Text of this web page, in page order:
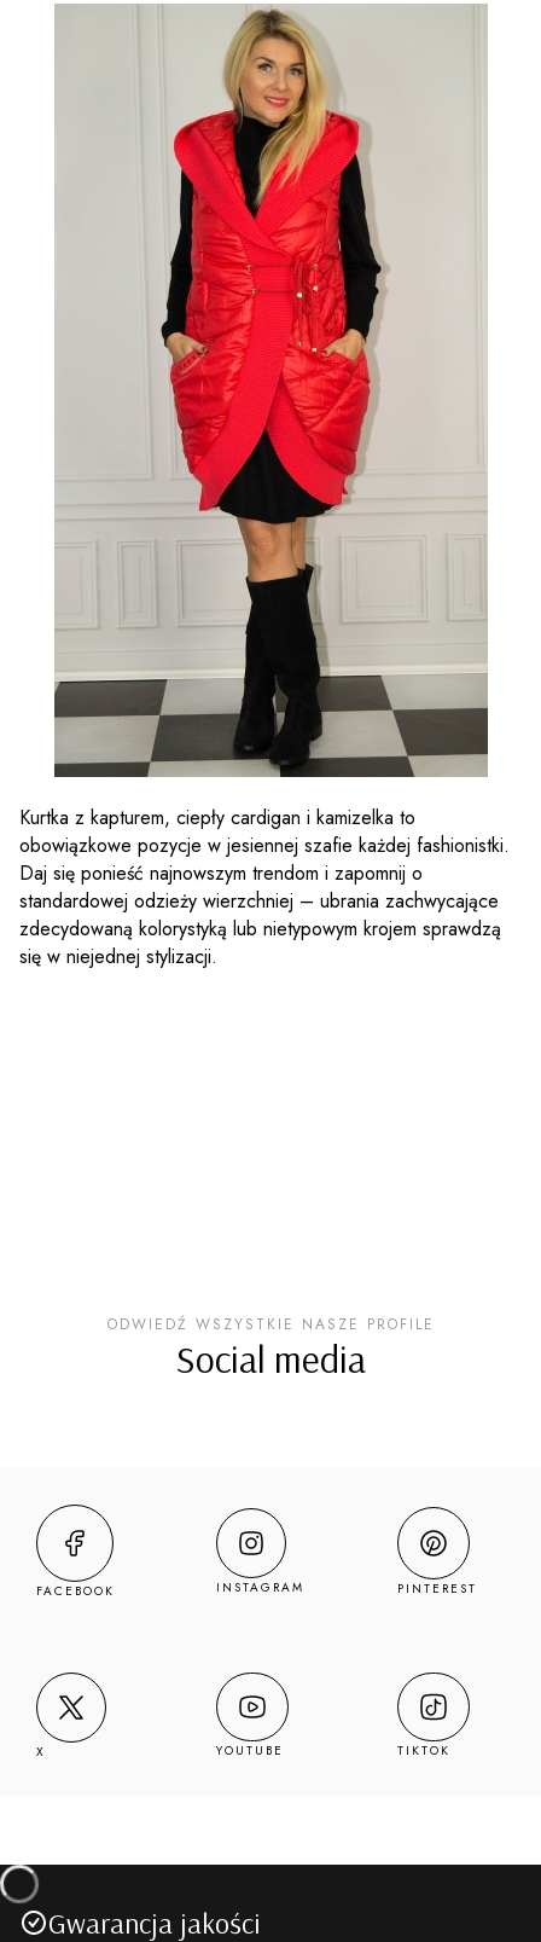
Kurtka z kapturem, ciepły cardigan i kamizelka to
obowiązkowe pozycje w jesiennej szafie każdej fashionistki.
Daj się ponieść najnowszym trendom i zapomnij o
standardowej odzieży wierzchniej – ubrania zachwycające
zdecydowaną kolorystyką lub nietypowym krojem sprawdzą
się w niejednej stylizacji.
ODWIEDŹ WSZYSTKIE NASZE PROFILE
Social media
FACEBOOK INSTAGRAM PINTEREST
X YOUTUBE TIKTOK
Gwarancja jakości